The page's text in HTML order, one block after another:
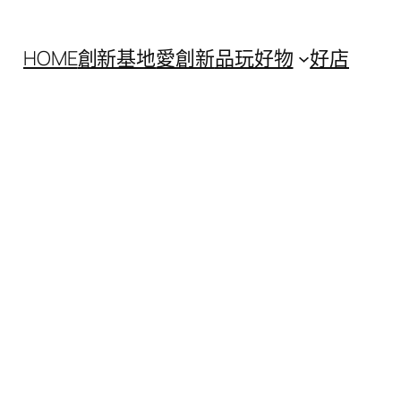
HOME創新基地愛創新品玩好物 好店